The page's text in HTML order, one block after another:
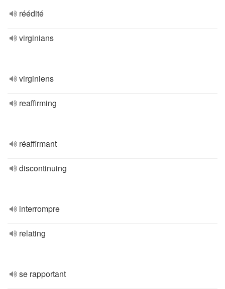
réédité
virginians
virginiens
reaffirming
réaffirmant
discontinuing
interrompre
relating
se rapportant